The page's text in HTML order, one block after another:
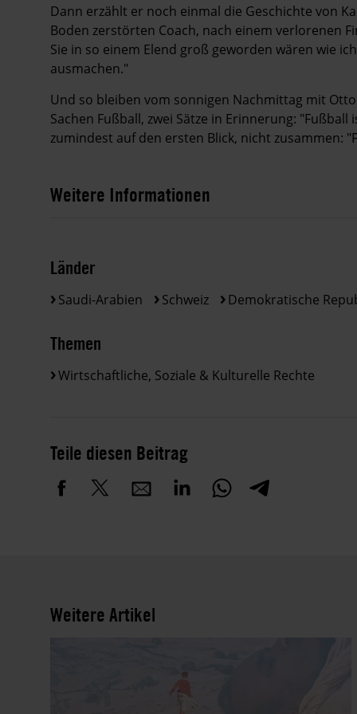
Dann erzählt er noch einmal die Geschichte von
Boden zerstörten ­Coach, nach einem verlorenen
Sie in so einem Elend groß geworden wären wie
ausmachen."
Und so bleiben vom sonnigen Nachmittag mit
Sachen Fußball, zwei Sätze in Erinnerung:
zumindest auf den ersten Blick, nicht zusammen:
Weitere Informationen
Länder
Saudi-Arabien Schweiz Demokratische
Themen
Wirtschaftliche, Soziale & Kulturelle Rechte
Teile diesen Beitrag
Weitere Artikel